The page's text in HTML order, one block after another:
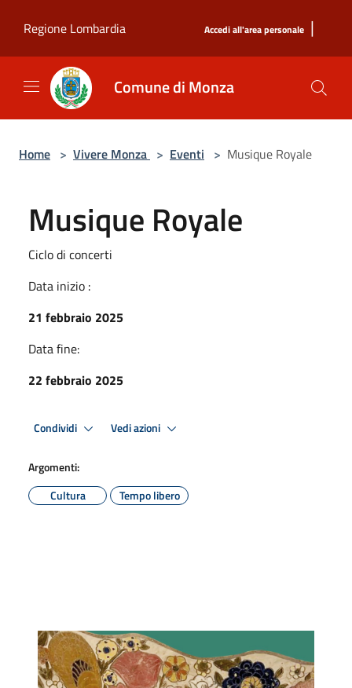
Regione Lombardia
Accedi all'area personale |
Comune di Monza
Home > Vivere Monza > Eventi > Musique Royale
Musique Royale
Ciclo di concerti
Data inizio :
21 febbraio 2025
Data fine:
22 febbraio 2025
Condividi Vedi azioni
Argomenti:
Cultura
Tempo libero